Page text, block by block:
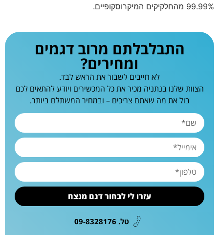
99.99% מהחלקיקים המיקרוסקופיים.
התבלבלתם מרוב דגמים
ומחירים?
לא חייבים לשבור את הראש לבד.
הצוות שלנו בנתניה מכיר את כל המכשירים ויודע להתאים לכם
בול את מה שאתם צריכים – ובמחיר המשתלם ביותר.
עזרו לי לבחור דגם מנצח
טל. 09-8328176